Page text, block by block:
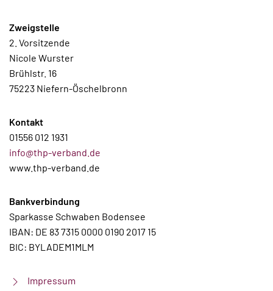
Zweigstelle
2. Vorsitzende
Nicole Wurster
Brühlstr. 16
75223 Niefern-Öschelbronn
Kontakt
01556 012 1931
info@thp-verband.de
www.thp-verband.de
Bankverbindung
Sparkasse Schwaben Bodensee
IBAN: DE 83 7315 0000 0190 2017 15
BIC: BYLADEM1MLM
Impressum